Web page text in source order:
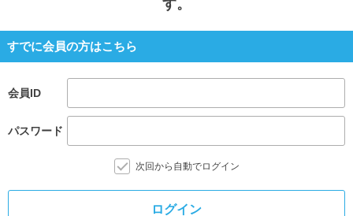
す。
すでに会員の方はこちら
会員ID
パスワード
次回から自動でログイン
ログイン